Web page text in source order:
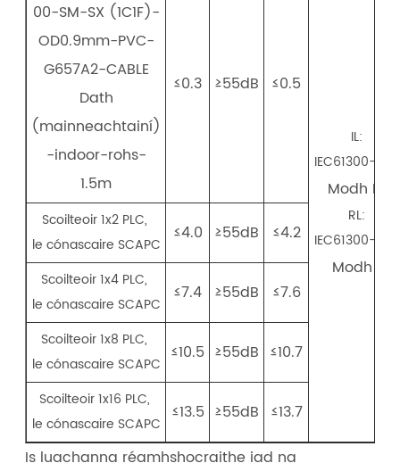
00-SM-SX (1C1F)-
OD0.9mm-PVC-
G657A2-CABLE
Dath
(mainneachtainí)
-indoor-rohs-
1.5m
≤0.3 ≥55dB ≤0.5
IL:
IEC61300-3-4
Modh B.
RL:
IEC61300-3-6
Modh 1
Scoilteoir 1x2 PLC,
le cónascaire SCAPC
≤4.0 ≥55dB ≤4.2
Scoilteoir 1x4 PLC,
le cónascaire SCAPC
≤7.4 ≥55dB ≤7.6
Scoilteoir 1x8 PLC,
le cónascaire SCAPC
≤10.5 ≥55dB ≤10.7
Scoilteoir 1x16 PLC,
le cónascaire SCAPC
≤13.5 ≥55dB ≤13.7
Is luachanna réamhshocraithe iad na